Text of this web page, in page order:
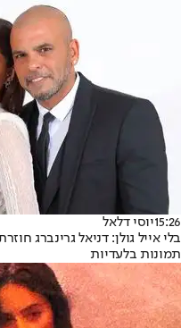
15:26יוסי דלאל
בלי אייל גולן: דניאל גרינברג
תמונות בלעדיות